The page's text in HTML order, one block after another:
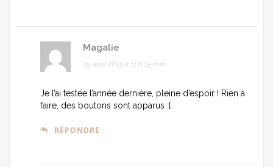
Magalie
25 avril 2013 à 11 h 15 min
Je l’ai testée l’année dernière, pleine d’espoir ! Rien à
faire, des boutons sont apparus :[
RÉPONDRE